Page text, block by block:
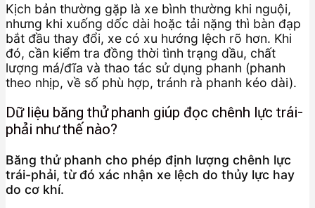
Kịch bản thường gặp là xe bình thường khi nguội,
nhưng khi xuống dốc dài hoặc tải nặng thì bàn đạp
bắt đầu thay đổi, xe có xu hướng lệch rõ hơn. Khi
đó, cần kiểm tra đồng thời tình trạng dầu, chất
lượng má/đĩa và thao tác sử dụng phanh (phanh
theo nhịp, về số phù hợp, tránh rà phanh kéo dài).
Dữ liệu băng thử phanh giúp đọc chênh lực trái-
phải như thế nào?
Băng thử phanh cho phép định lượng chênh lực
trái-phải, từ đó xác nhận xe lệch do thủy lực hay
do cơ khí.